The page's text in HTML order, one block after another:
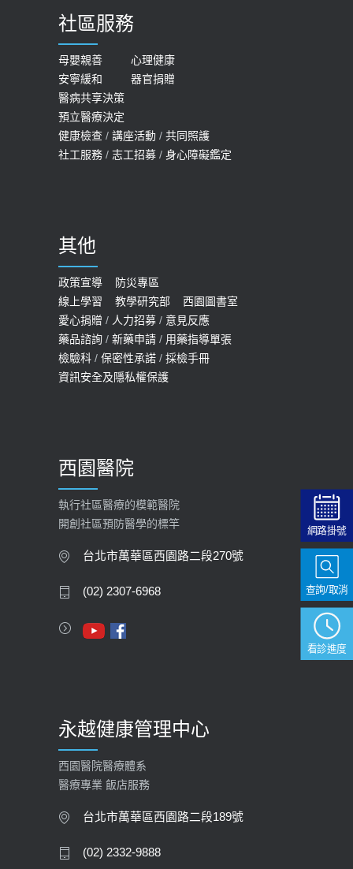
2026-05-21
女性必看國健署公費懶人包！這幾項檢
查完全免費 沒做虧大了
2026-05-14
膝蓋退化有9大部位 骨科醫坦言：不
一定得換人工關節
2019-10-08
20歲迪士尼男星因癲癇猝逝 老人小
孩最好發、醫師點出8大前兆
2019-07-09
預約
2022-01-07
114年【公費流感及新冠疫苗】門診
預約
2025-09-30
【快速肝癌篩檢MRI】新檢查服務
2026-02-06
大吃大喝、肥胖害到膽囊！膽結石、
膽息肉如何處理？
2023-09-27
社區服務
母嬰親善
心理健康
安寧緩和
器官捐贈
醫病共享決策
預立醫療決定
健康檢查 / 講座活動 / 共同照護
社工服務 / 志工招募 / 身心障礙鑑定
其他
政策宣導
防災專區
線上學習
教學研究部
西園圖書室
愛心捐贈 / 人力招募 / 意見反應
藥品諮詢 / 新藥申請 / 用藥指導單張
檢驗科 / 保密性承諾 / 採檢手冊
資訊安全及隱私權保護
西園醫院
執行社區醫療的模範醫院
開創社區預防醫學的標竿
台北市萬華區西園路二段270號
(02) 2307-6968
永越健康管理中心
西園醫院醫療體系
醫療專業 飯店服務
台北市萬華區西園路二段189號
(02) 2332-9888
網路掛號
看診進度
查詢/取消